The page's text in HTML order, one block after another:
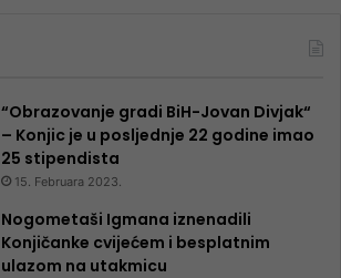
“Obrazovanje gradi BiH-Jovan Divjak“
– Konjic je u posljednje 22 godine imao
25 ​​stipendista
15. Februara 2023.
Nogometaši Igmana iznenadili
Konjičanke cvijećem i besplatnim
ulazom na utakmicu